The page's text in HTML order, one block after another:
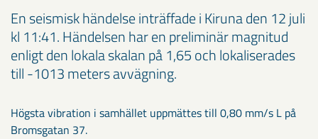
En seismisk händelse inträffade i Kiruna den 12 juli
kl 11:41. Händelsen har en preliminär magnitud
enligt den lokala skalan på 1,65 och lokaliserades
till -1013 meters avvägning.
Högsta vibration i samhället uppmättes till 0,80 mm/s L på
Bromsgatan 37.